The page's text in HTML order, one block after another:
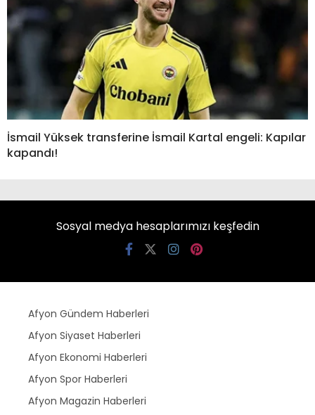
İsmail Yüksek transferine İsmail Kartal engeli: Kapılar
kapandı!
Sosyal medya hesaplarımızı keşfedin
Afyon Gündem Haberleri
Afyon Siyaset Haberleri
Afyon Ekonomi Haberleri
Afyon Spor Haberleri
Afyon Magazin Haberleri